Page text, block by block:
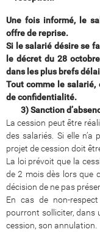
Une fois informé, le
offre de reprise.
Si le salarié désire se
le décret du 28
dans les plus brefs
Tout comme le
de confidentialité.
3) Sanction
La cession peut être
des salariés. Si elle
projet de cession doit
La loi prévoit que la
de 2 mois dès lors que
décision de ne pas
En cas de non-
pourront solliciter, dans
cession, son annulation.